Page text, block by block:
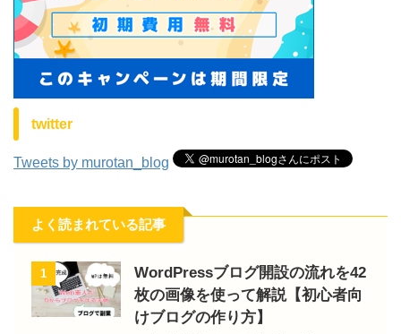
twitter
Tweets by murotan_blog
よく読まれている記事
1
WordPressブログ開設の流れを42
枚の画像を使って解説【初心者向
けブログの作り方】